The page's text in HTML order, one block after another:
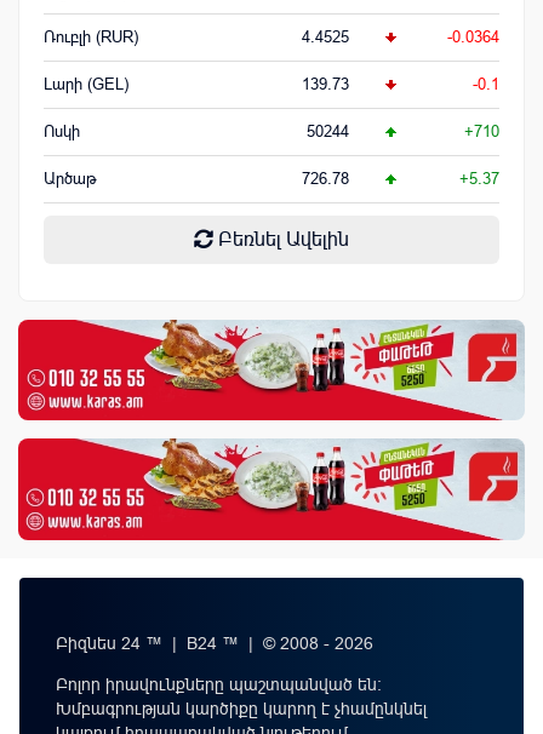
Ռուբլի (RUR) 4.4525 -0.0364
Լարի (GEL) 139.73 -0.1
Ոսկի 50244 +710
Արծաթ 726.78 +5.37
Բեռնել Ավելին
Բիզնես 24 ™ | B24 ™ | © 2008 - 2026
Բոլոր իրավունքները պաշտպանված են:
Խմբագրության կարծիքը կարող է չհամընկնել